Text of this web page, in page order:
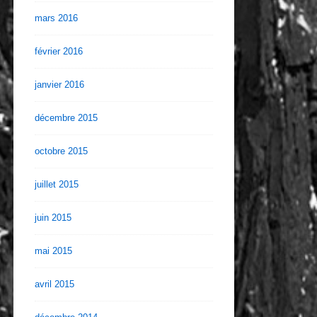
mars 2016
février 2016
janvier 2016
décembre 2015
octobre 2015
juillet 2015
juin 2015
mai 2015
avril 2015